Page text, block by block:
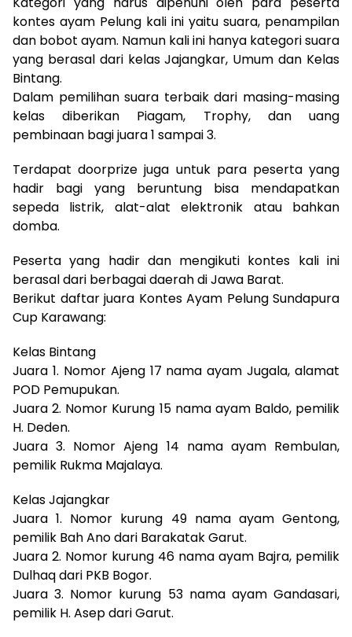
kontes ayam Pelung kali ini yaitu suara, penampilan
dan bobot ayam. Namun kali ini hanya kategori suara
yang berasal dari kelas Jajangkar, Umum dan Kelas
Bintang.
Dalam pemilihan suara terbaik dari masing-masing
kelas diberikan Piagam, Trophy, dan uang
pembinaan bagi juara 1 sampai 3.
Terdapat doorprize juga untuk para peserta yang
hadir bagi yang beruntung bisa mendapatkan
sepeda listrik, alat-alat elektronik atau bahkan
domba.
Peserta yang hadir dan mengikuti kontes kali ini
berasal dari berbagai daerah di Jawa Barat.
Berikut daftar juara Kontes Ayam Pelung Sundapura
Cup Karawang:
Kelas Bintang
Juara 1. Nomor Ajeng 17 nama ayam Jugala, alamat
POD Pemupukan.
Juara 2. Nomor Kurung 15 nama ayam Baldo, pemilik
H. Deden.
Juara 3. Nomor Ajeng 14 nama ayam Rembulan,
pemilik Rukma Majalaya.
Kelas Jajangkar
Juara 1. Nomor kurung 49 nama ayam Gentong,
pemilik Bah Ano dari Barakatak Garut.
Juara 2. Nomor kurung 46 nama ayam Bajra, pemilik
Dulhaq dari PKB Bogor.
Juara 3. Nomor kurung 53 nama ayam Gandasari,
pemilik H. Asep dari Garut.